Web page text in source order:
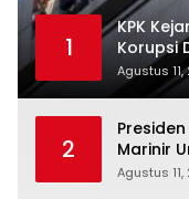
1
KPK
Korupsi
Agustus
2
Marinir
Struktur
Agustus 11,